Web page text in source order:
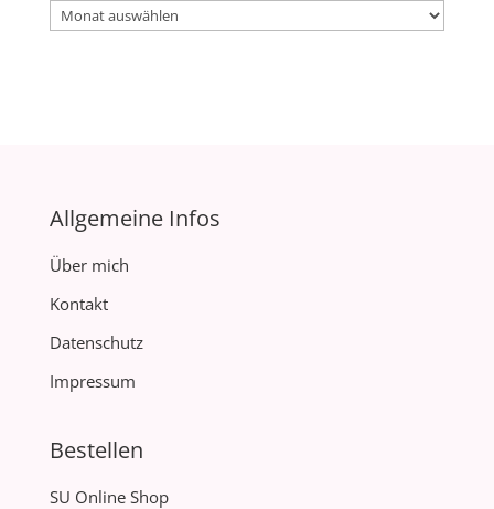
Archiv
Allgemeine Infos
Über mich
Kontakt
Datenschutz
Impressum
Bestellen
SU Online Shop